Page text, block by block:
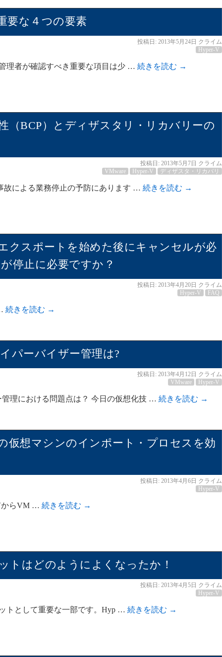
要な４つの要素
投稿日: 2013年5月24日 クライム
Hyper-V
理者が確認すべき重要な項目は少 … 続きを読む →
（BCP）とディザスタリ・リカバリーの
投稿日: 2013年5月7日 クライム
VMware
Hyper-V ディザスタ・リカバリ
故による業務停止の予防にあります … 続きを読む →
クスポートを始めた後にキャンセルが必
停止に必要ですか？
投稿日: 2013年4月20日 クライム
Hyper-V
FAQ
続きを読む →
パーバイザー管理は?
投稿日: 2013年4月12日 クライム
VMware
Hyper-V
理における問題点は？ 今日の仮想化技 … 続きを読む →
仮想マシンのインポート・プロセスを効
投稿日: 2013年4月6日 クライム
Hyper-V
からVM … 続きを読む →
トはどのようによくなったか！
投稿日: 2013年4月5日 クライム
Hyper-V
トとして重要な一部です。Hyp … 続きを読む →